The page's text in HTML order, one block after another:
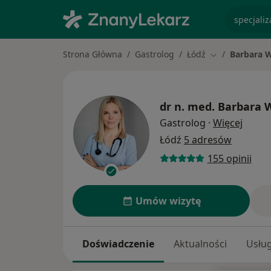
Strona Główna Gastrolog Łódź Zmień miasto
Barbara
dr n. med. Barbara
Gastrolog · Więcej
Łódź 5 adresów
155 opinii
Umów wizytę
Doświadczenie Aktualności